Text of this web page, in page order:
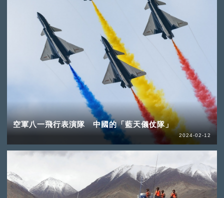
空軍八一飛行表演隊 中國的「藍天儀仗隊」
2024-02-12